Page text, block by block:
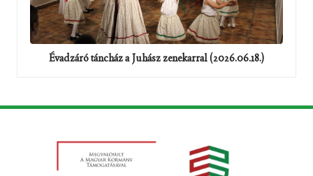
Évadzáró táncház a Juhász zenekarral (2026.06.18.)